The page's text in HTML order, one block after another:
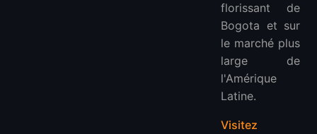
florissant de
Bogota et sur
le marché plus
large de
l'Amérique
Latine.
Visitez